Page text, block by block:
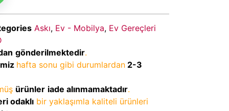
Askı, Ev - Mobilya, Ev Gereçleri
gönderilmektedir.
hafta sonu gibi durumlardan 2-3
ürünler iade alınmamaktadır.
odaklı bir yaklaşımla kaliteli ürünleri